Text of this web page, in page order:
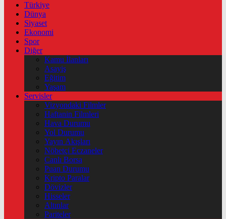
Türkiye
Dünya
Siyaset
Ekonomi
Spor
Diğer
Kamu İlanları
Asayiş
Eğitim
Yaşam
Servisler
Vizyondaki Filmler
Haftanin Filmleri
Hava Durumu
Yol Durumu
Yayın Akışları
Nöbetçi Eczaneler
Canlı Borsa
Puan Durumu
Kripto Paralar
Dövizler
Hisseler
Altınlar
Pariteler